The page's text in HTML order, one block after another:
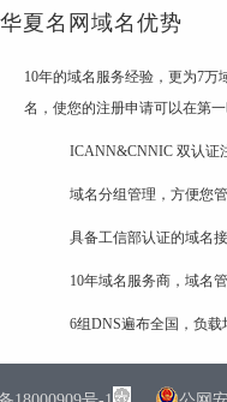
华夏名网域名优势
10年的域名服务经验，更为7
名，使您的注册申请可以在第
ICANN&CNNIC 双认证
域名分组管理，方便您
具备工信部认证的域名
10年域名服务商，域名
6组DNS遍布全国，负载